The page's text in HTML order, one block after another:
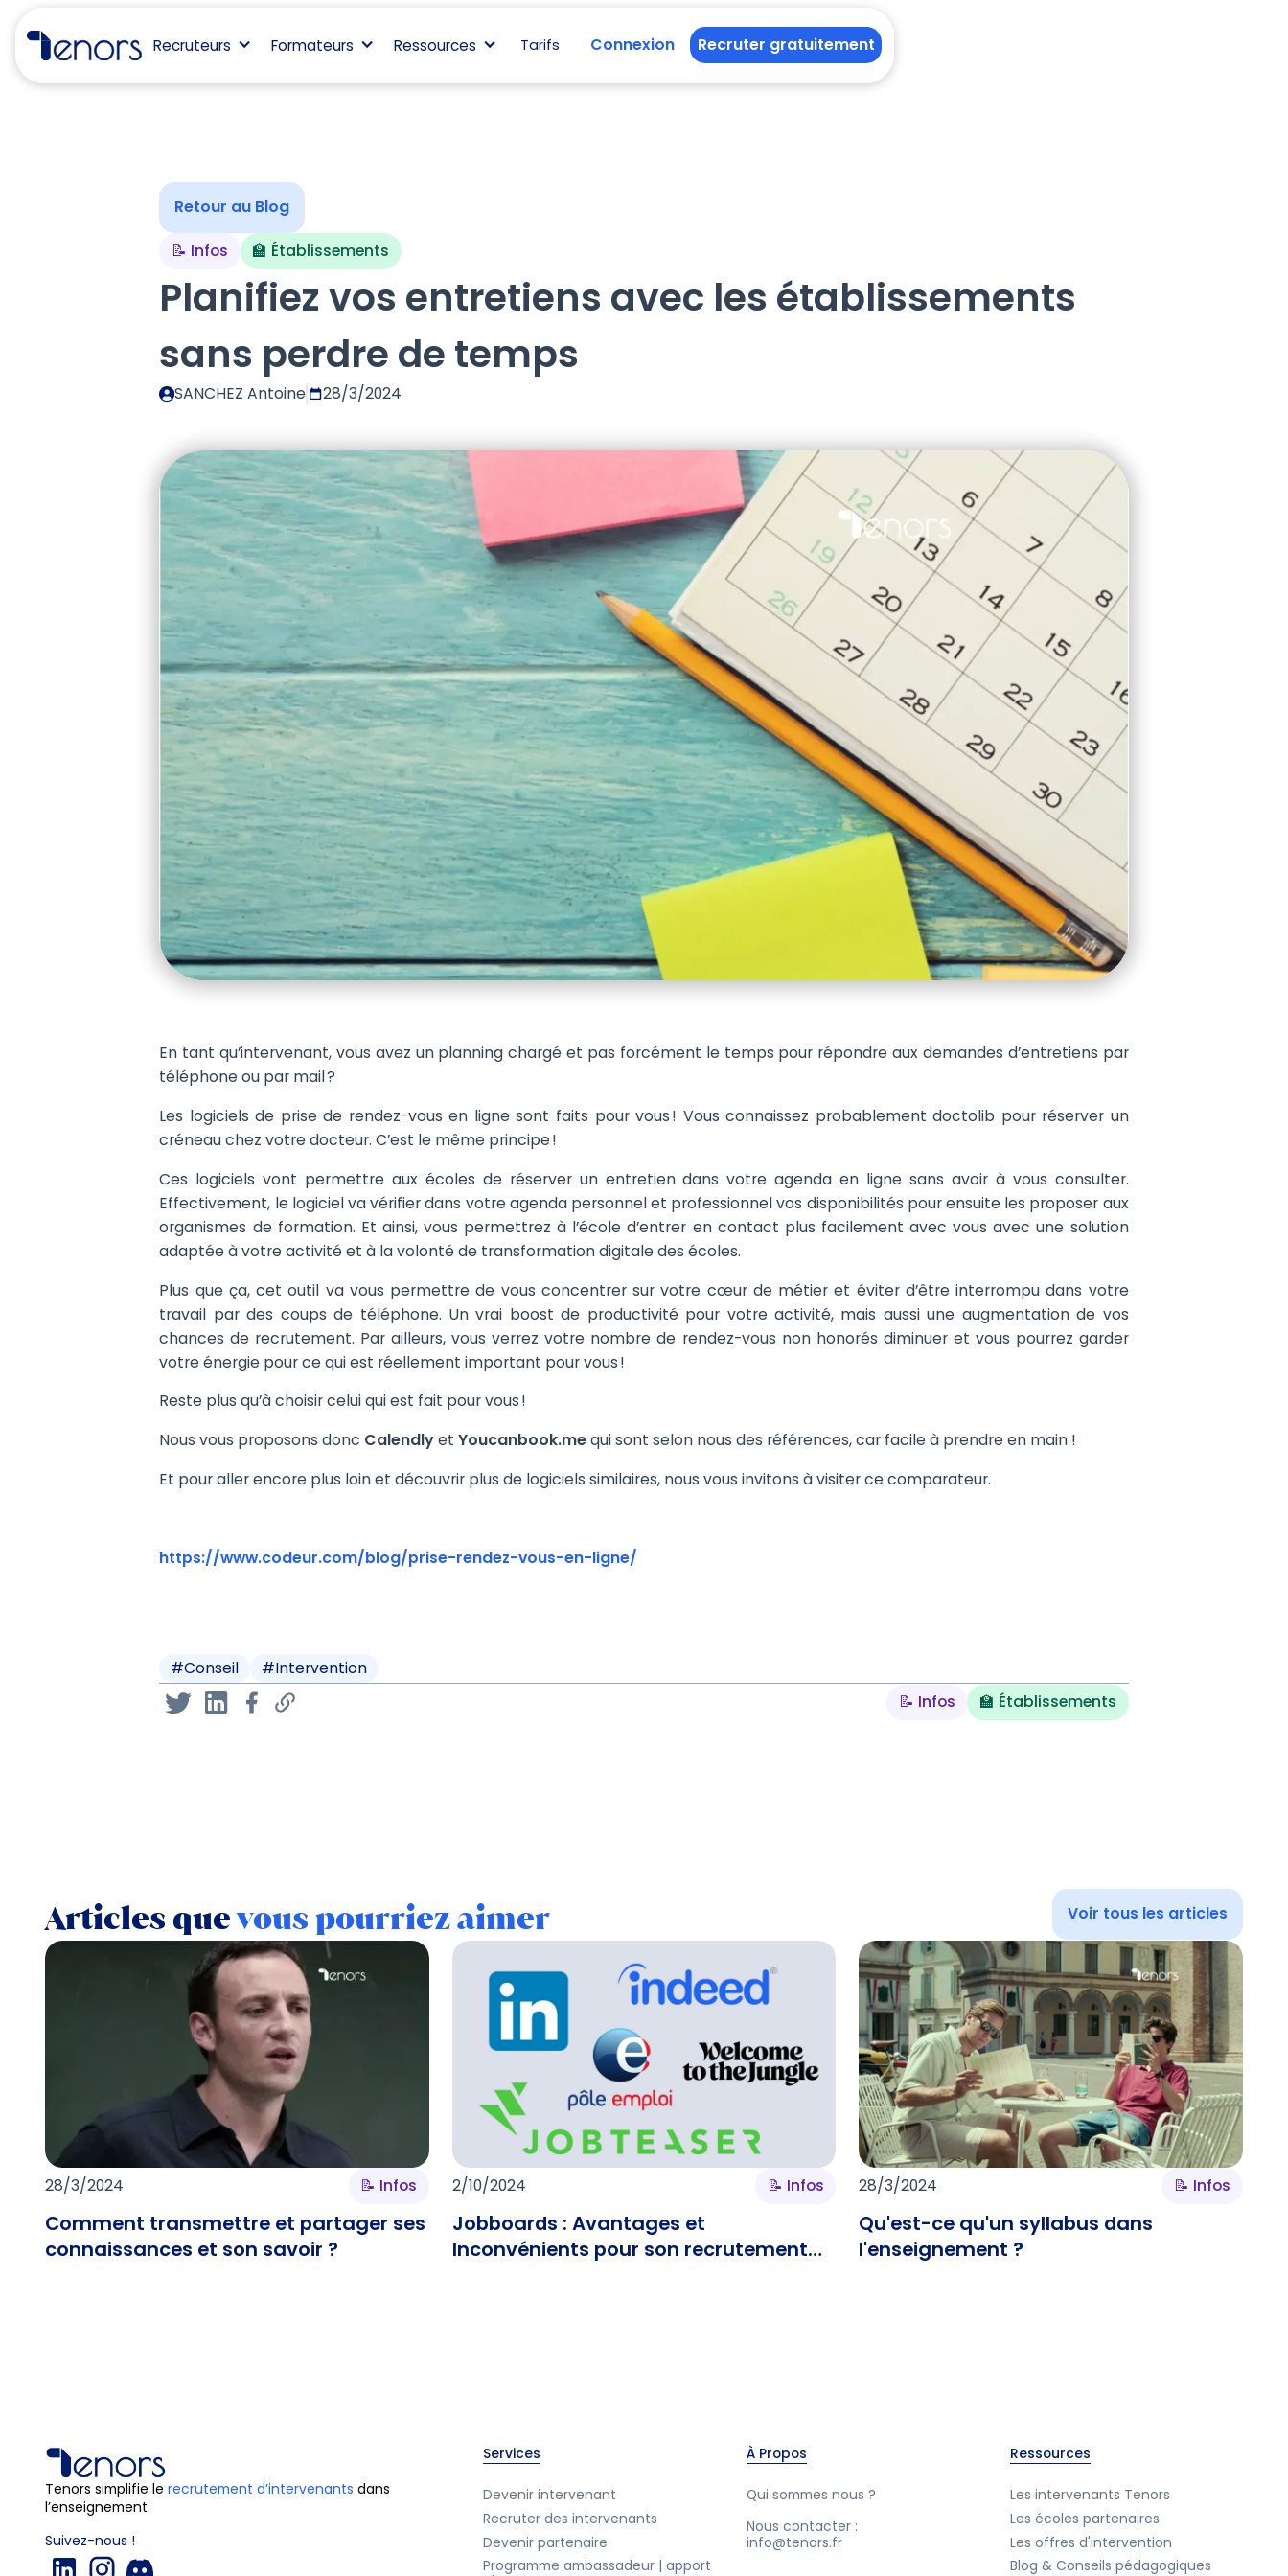
Recruteurs Formateurs Ressources Tarifs Connexion Recruter gratuitement
Retour au Blog
📝 Infos
🏫 Établissements
Planifiez vos entretiens avec les établissements
sans perdre de temps
SANCHEZ Antoine 28/3/2024
En tant qu’intervenant, vous avez un planning chargé et pas forcément le temps pour répondre aux demandes d’entretiens par
téléphone ou par mail ?
Les logiciels de prise de rendez-vous en ligne sont faits pour vous ! Vous connaissez probablement doctolib pour réserver un
créneau chez votre docteur. C’est le même principe !
Ces logiciels vont permettre aux écoles de réserver un entretien dans votre agenda en ligne sans avoir à vous consulter.
Effectivement, le logiciel va vérifier dans votre agenda personnel et professionnel vos disponibilités pour ensuite les proposer aux
organismes de formation. Et ainsi, vous permettrez à l’école d’entrer en contact plus facilement avec vous avec une solution
adaptée à votre activité et à la volonté de transformation digitale des écoles.
Plus que ça, cet outil va vous permettre de vous concentrer sur votre cœur de métier et éviter d’être interrompu dans votre
travail par des coups de téléphone. Un vrai boost de productivité pour votre activité, mais aussi une augmentation de vos
chances de recrutement. Par ailleurs, vous verrez votre nombre de rendez-vous non honorés diminuer et vous pourrez garder
votre énergie pour ce qui est réellement important pour vous !
Reste plus qu’à choisir celui qui est fait pour vous !
Nous vous proposons donc CalendlyetYoucanbook.mequi sont selon nous des références, car facile à prendre en main !
Et pour aller encore plus loin et découvrir plus de logiciels similaires, nous vous invitons à visiter ce comparateur.
https://www.codeur.com/blog/prise-rendez-vous-en-ligne/
#Conseil #Intervention
📝 Infos
🏫 Établissements
Articles quevous pourriez aimer Voir tous les articles
28/3/2024 📝 Infos
Comment transmettre et partager ses
connaissances et son savoir ?
2/10/2024 📝 Infos
Jobboards : Avantages et
Inconvénients pour son recrutement
28/3/2024 📝 Infos
Qu'est-ce qu'un syllabus dans
l'enseignement ?
Tenors simplifie lerecrutement d’intervenants dans
l’enseignement.
Suivez-nous !
Services
Devenir intervenant
Recruter des intervenants
Devenir partenaire
Programme ambassadeur | apport
À Propos
Qui sommes nous ?
Nous contacter :
info@tenors.fr
Ressources
Les intervenants Tenors
Les écoles partenaires
Les offres d'intervention
Blog & Conseils pédagogiques